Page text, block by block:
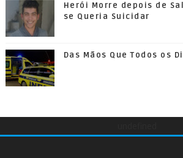
Herói Morre depois de
se Queria Suicidar
Das Mãos Que Todos os